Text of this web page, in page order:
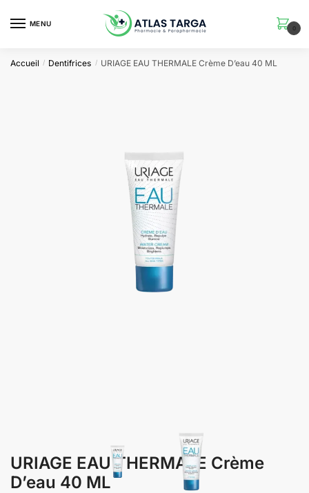
MENU
0
Accueil / Dentifrices / URIAGE EAU THERMALE Crème D’eau 40 ML
URIAGE EAU THERMALE Crème
D’eau 40 ML